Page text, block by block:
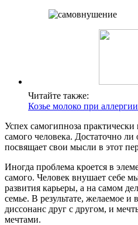
Читайте также:
Козье молоко при
Успех самогипноза
самого человека. Достаточно
посвящает свои мысли в этот
Иногда проблема кроется в
самого. Человек внушает себе
развития карьеры, а на самом
семье. В результате, желаемое и
диссонанс друг с другом, и
мечтами.